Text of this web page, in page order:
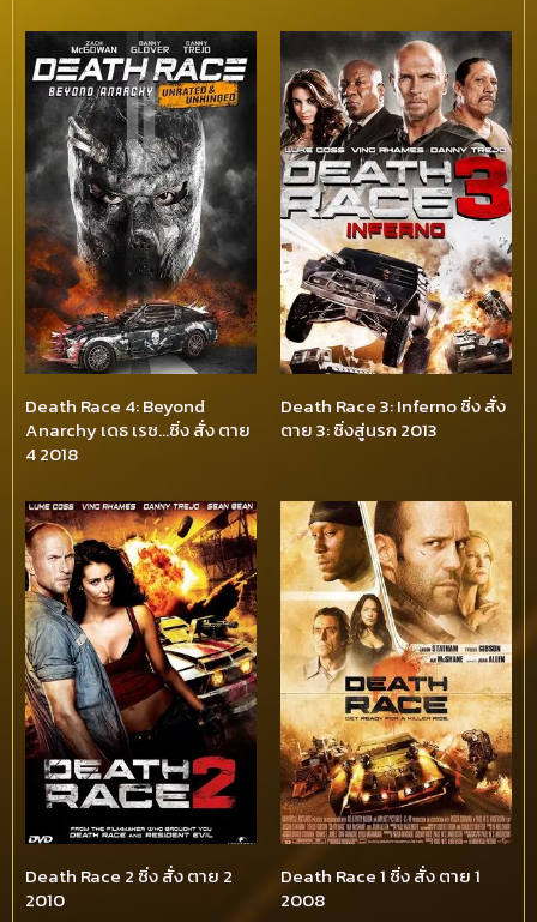
Death Race 4: Beyond
Anarchy เดธ เรซ…ซิ่ง สั่ง ตาย
4 2018
Death Race 3: Inferno ซิ่ง สั่ง
ตาย 3: ซิ่งสู่นรก 2013
Death Race 2 ซิ่ง สั่ง ตาย 2
2010
Death Race 1 ซิ่ง สั่ง ตาย 1
2008